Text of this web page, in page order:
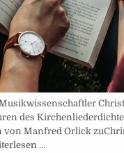
des
von Manfred Orlick
…